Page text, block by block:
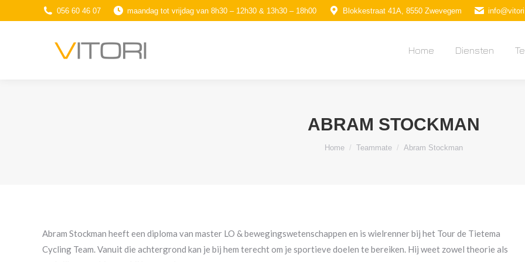
056 60 46 07 maandag tot vrijdag van 8h30 – 12h30 & 13h30 – 18h00 Blokkestraat 41A, 8550 Zwevegem
Home Diensten
ABRAM STOCKMAN
Je bent hier:
Home Teammate Abram Stockman
Abram Stockman heeft een diploma van master LO & bewegingswetenschappen en is wielrenner bij het Tour de Tietema
Cycling Team. Vanuit die achtergrond kan je bij hem terecht om je sportieve doelen te bereiken. Hij weet zowel theorie als
Home Diensten